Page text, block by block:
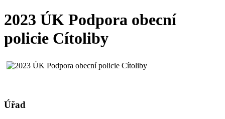
2023 ÚK Podpora obecní
policie Cítoliby
Úřad